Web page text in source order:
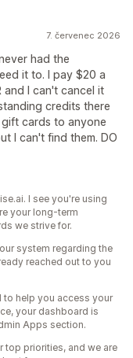
7. červenec 2026
had the
it to. I pay $20 a
and I can't cancel it
credits there
cards to anyone
I can't find them. DO
I see you're using
your long-term
we strive for.
system regarding the
reached out to you
to help you access your
your dashboard is
Apps section.
priorities, and we are